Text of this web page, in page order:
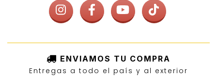
ENVIAMOS TU COMPRA
Entregas a todo el país y al exterior